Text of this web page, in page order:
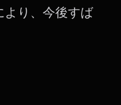
より、今後すば